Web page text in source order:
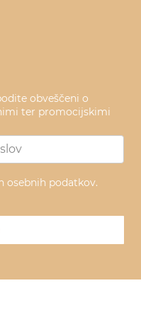
obveščeni o
ter promocijskimi
osebnih podatkov.